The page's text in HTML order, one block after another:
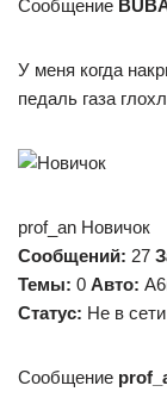
Сообщение
У меня когда
педаль газа
prof_an Новичок
Сообщений: 27
Темы: 0 Авто:
Статус: Не в сети
Сообщение